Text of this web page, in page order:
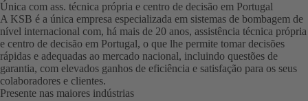
Única com ass. técnica própria e centro de decisão em Portugal
A KSB é a única empresa especializada em sistemas de bombagem de
nível internacional com, há mais de 20 anos, assistência técnica própria
e centro de decisão em Portugal, o que lhe permite tomar decisões
rápidas e adequadas ao mercado nacional, incluindo questões de
garantia, com elevados ganhos de eficiência e satisfação para os seus
colaboradores e clientes.
Presente nas maiores indústrias